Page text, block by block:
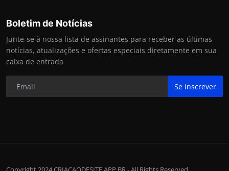
Boletim de Notícias
Junte-se à nossa lista de assinantes para receber as últimas
notícias, atualizações e ofertas especiais diretamente em sua
caixa de entrada
Se inscrever